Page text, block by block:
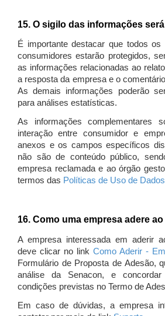
15. O sigilo das informações
É importante destacar que todos os
consumidores estarão protegidos,
as informações relacionadas ao
a resposta da empresa e o
As demais informações poderão
para análises estatísticas.
As informações complementares
interação entre consumidor e
anexos e os campos específicos
não são de conteúdo público,
empresa reclamada e ao órgão
termos das Políticas de Uso de
16. Como uma empresa adere
A empresa interessada em aderir
deve clicar no link Como Aderir -
Formulário de Proposta de Adesão,
análise da Senacon, e
condições previstas no Termo de
Em caso de dúvidas, a empresa